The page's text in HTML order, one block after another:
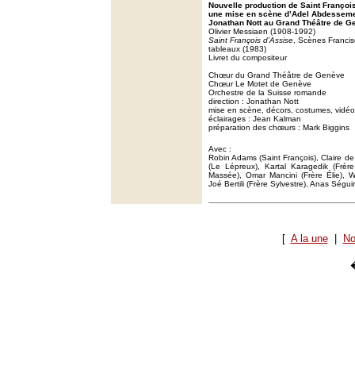
Nouvelle production de Saint
une mise en scène d’Adel
Jonathan Nott au Grand Théâtre de
Olivier Messiaen (1908-1992)
Saint François d’Assise , Scènes
tableaux (1983)
Livret du compositeur
Chœur du Grand Théâtre de Genève
Chœur Le Motet de Genève
Orchestre de la Suisse romande
direction : Jonathan Nott
mise en scène, décors, costumes,
éclairages : Jean Kalman
préparation des chœurs : Mark Biggins
Avec :
Robin Adams (Saint François), Claire
(Le Lépreux), Kartal Karagedik
Massée), Omar Mancini (Frère Élie),
Joé Bertili (Frère Sylvestre), Anas
[ A la une|